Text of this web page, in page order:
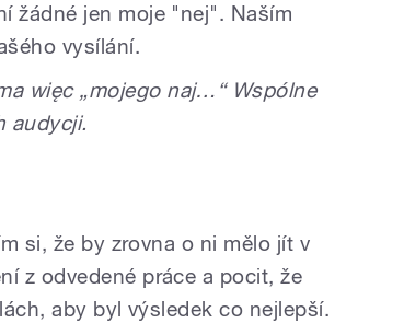
žádné jen moje "nej". Naším
vysílání.
więc „mojego naj…“ Wspólne
audycji.
si, že by zrovna o ni mělo jít v
z odvedené práce a pocit, že
aby byl výsledek co nejlepší.